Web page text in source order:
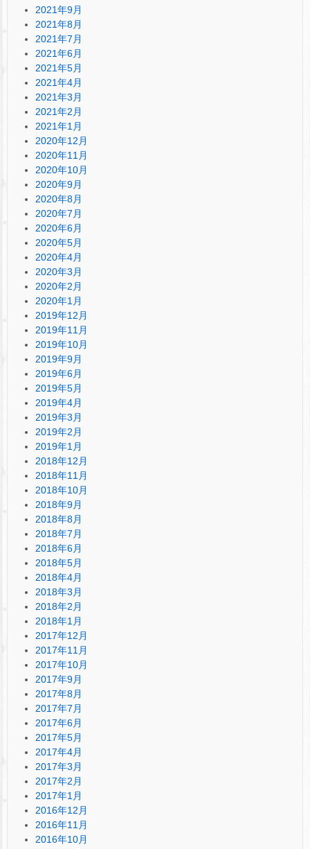
2021年9月
2021年8月
2021年7月
2021年6月
2021年5月
2021年4月
2021年3月
2021年2月
2021年1月
2020年12月
2020年11月
2020年10月
2020年9月
2020年8月
2020年7月
2020年6月
2020年5月
2020年4月
2020年3月
2020年2月
2020年1月
2019年12月
2019年11月
2019年10月
2019年9月
2019年6月
2019年5月
2019年4月
2019年3月
2019年2月
2019年1月
2018年12月
2018年11月
2018年10月
2018年9月
2018年8月
2018年7月
2018年6月
2018年5月
2018年4月
2018年3月
2018年2月
2018年1月
2017年12月
2017年11月
2017年10月
2017年9月
2017年8月
2017年7月
2017年6月
2017年5月
2017年4月
2017年3月
2017年2月
2017年1月
2016年12月
2016年11月
2016年10月